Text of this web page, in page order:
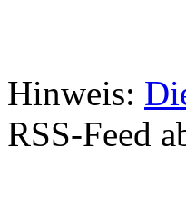
Hinweis:
RSS-Feed